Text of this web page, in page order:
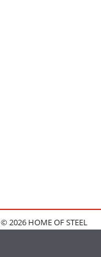
© 2026 HOME OF STEEL